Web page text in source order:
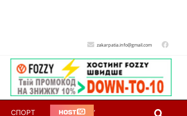
zakarpatia.info@gmail.com
СПОРТ ‘